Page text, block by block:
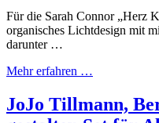
Für die Sarah Connor „Herz
organisches Lichtdesign mit
darunter …
Mehr erfahren …
JoJo Tillmann,